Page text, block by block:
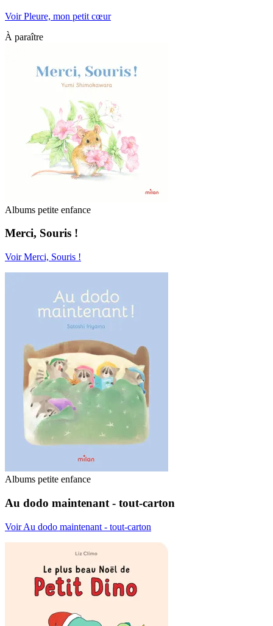
Voir Pleure, mon petit cœur
À paraître
Albums petite enfance
Merci, Souris !
Voir Merci, Souris !
Albums petite enfance
Au dodo maintenant - tout-carton
Voir Au dodo maintenant - tout-carton